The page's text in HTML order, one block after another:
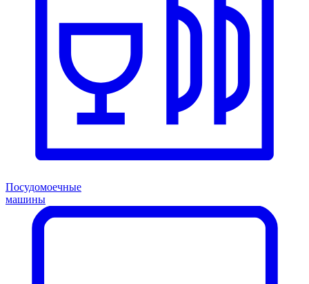
Посудомоечные
машины